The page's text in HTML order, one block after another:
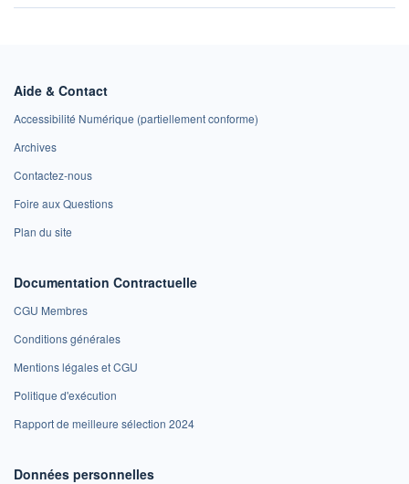
Aide & Contact
Accessibilité Numérique (partiellement conforme)
Archives
Contactez-nous
Foire aux Questions
Plan du site
Documentation Contractuelle
CGU Membres
Conditions générales
Mentions légales et CGU
Politique d'exécution
Rapport de meilleure sélection 2024
Données personnelles